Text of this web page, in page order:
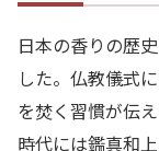
日本の香りの歴
した。仏教儀式
を焚く習慣が伝
時代には鑑真和